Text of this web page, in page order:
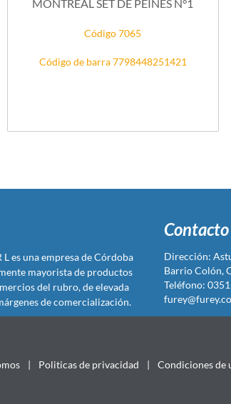
MONTREAL SET DE PEINES N°1
Código 7065
Código de barra 7798448251421
L es una empresa de Córdoba
mayorista de productos
del rubro, de elevada
de comercialización.
Contacto
Dirección:
Barrio Colón,
Teléfono:
| Politicas de privacidad |
Condiciones de